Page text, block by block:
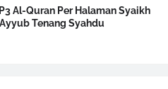
Al-Quran Per Halaman Syaikh
Tenang Syahdu